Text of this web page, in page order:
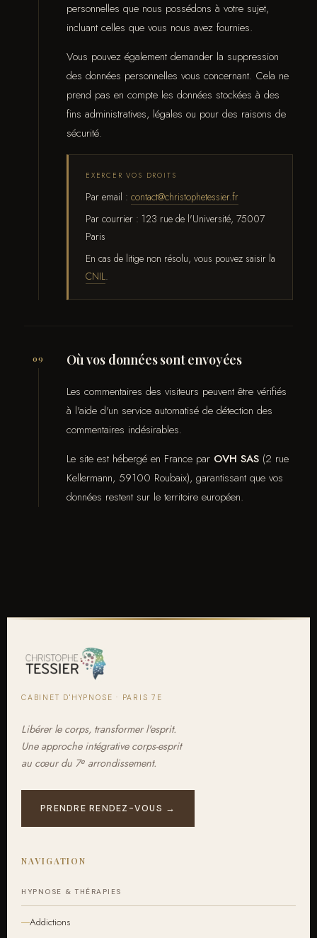
personnelles que nous possédons à votre sujet,
incluant celles que vous nous avez fournies.
Vous pouvez également demander la suppression
des données personnelles vous concernant. Cela ne
prend pas en compte les données stockées à des
fins administratives, légales ou pour des raisons de
sécurité.
EXERCER VOS DROITS
Par email : contact@christophetessier.fr
Par courrier : 123 rue de l'Université, 75007
Paris
En cas de litige non résolu, vous pouvez saisir la
CNIL.
09 Où vos données sont envoyées
Les commentaires des visiteurs peuvent être vérifiés
à l'aide d'un service automatisé de détection des
commentaires indésirables.
Le site est hébergé en France par OVH SAS (2 rue
Kellermann, 59100 Roubaix), garantissant que vos
données restent sur le territoire européen.
CABINET D'HYPNOSE · PARIS 7E
Libérer le corps, transformer l'esprit.
Une approche intégrative corps-esprit
au cœur du 7e arrondissement.
PRENDRE RENDEZ-VOUS →
NAVIGATION
HYPNOSE & THÉRAPIES
Addictions